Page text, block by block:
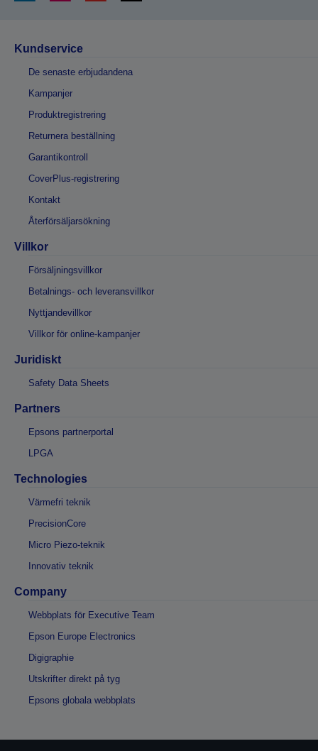
Kundservice
De senaste erbjudandena
Kampanjer
Produktregistrering
Returnera beställning
Garantikontroll
CoverPlus-registrering
Kontakt
Återförsäljarsökning
Villkor
Försäljningsvillkor
Betalnings- och leveransvillkor
Nyttjandevillkor
Villkor för online-kampanjer
Juridiskt
Safety Data Sheets
Partners
Epsons partnerportal
LPGA
Technologies
Värmefri teknik
PrecisionCore
Micro Piezo-teknik
Innovativ teknik
Company
Webbplats för Executive Team
Epson Europe Electronics
Digigraphie
Utskrifter direkt på tyg
Epsons globala webbplats